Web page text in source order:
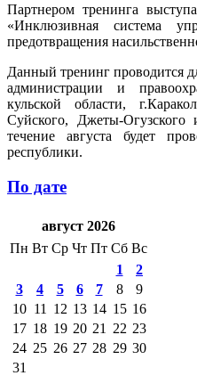
Партнером тренинга
«Инклюзивная система
предотвращения
Данный тренинг проводится
администрации и
кульской области,
Суйского, Джеты-
течение августа будет
республики.
По дате
август 2026
Пн Вт Ср Чт Пт Сб Вс
1
2
3
4 5 6 7 8
9
10 11 12 13 14 15 16
17 18 19 20 21 22 23
24 25 26 27 28 29 30
31